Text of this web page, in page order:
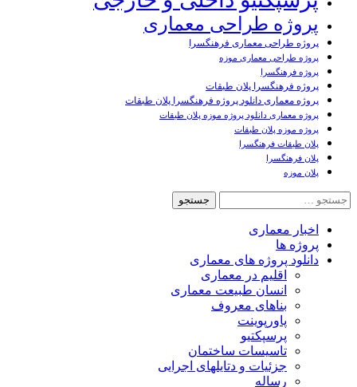
پروژه طراحی معماری
پروژه طراحی معماری فرهنگسرا
پروژه طراحی معماری موزه
پروژه فرهنگسرا
پروژه فرهنگسرا پلان طبقات
پروژه معماری دانلود پروژه فرهنگسرا پلان طبقات
پروژه معماری دانلود پروژه موزه پلان طبقات
پروژه موزه پلان طبقات
پلان طبقات فرهنگسرا
پلان فرهنگسرا
پلان موزه
جستجو
برای:
اخبار معماری
پروژه ها
دانلود پروژه های معماری
اقلیم در معماری
انسان طبیعت معماری
بناهای معروف
پاورپوینت
پرسپکتیو
تاسیسات ساختمان
جزئیات و دتایلهای اجرایی
رساله